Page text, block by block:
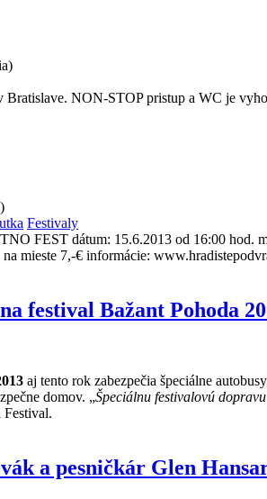
Bratislave. NON-STOP pristup a WC je
Festivaly
FEST dátum: 15.6.2013 od 16:00 hod.
mieste 7,-€ informácie:
festival Bažant Pohoda
aj tento rok zabezpečia špeciálne
domov. „Špeciálnu festivalovú
Festival.
a pesničkár Glen